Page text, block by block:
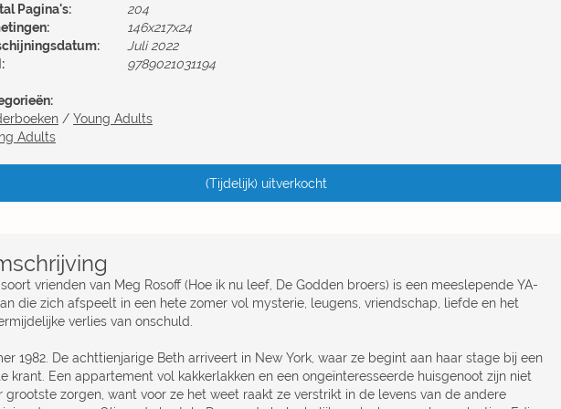
Pagina's:
204
146x217x24
Juli 2022
9789021031194
/ Young Adults
Adults
(Tijdelijk) uitverkocht
vrienden van Meg Rosoff (Hoe ik nu leef, De Godden broers) is een meeslepende YA-
die zich afspeelt in een hete zomer vol mysterie, leugens, vriendschap, liefde en het
verlies van onschuld.
1982. De achttienjarige Beth arriveert in New York, waar ze begint aan haar stage bij een
krant. Een appartement vol kakkerlakken en een ongeïnteresseerde huisgenoot zijn niet
grootste zorgen, want voor ze het weet raakt ze verstrikt in de levens van de andere